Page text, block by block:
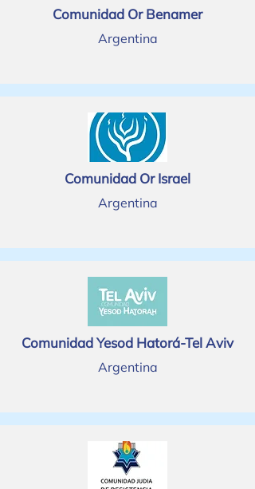
Comunidad Or Benamer
Argentina
Comunidad Or Israel
Argentina
Comunidad Yesod Hatorá-Tel Aviv
Argentina